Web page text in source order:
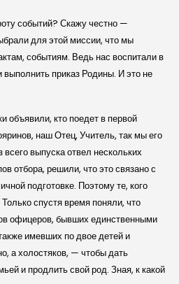
событий? Скажу честно —
для этой миссии, что мы
событиям. Ведь нас воспитали в
выполнить приказ Родины. И это не
объявили, кто поедет в первой
наш Отец, Учитель, так мы его
выпуска отвел нескольких
отбора, решили, что это связано с
подготовке. Поэтому те, кого
спустя время поняли, что
офицеров, бывших единственными
имевших по двое детей и
а холостяков, — чтобы дать
и продлить свой род. Зная, к какой